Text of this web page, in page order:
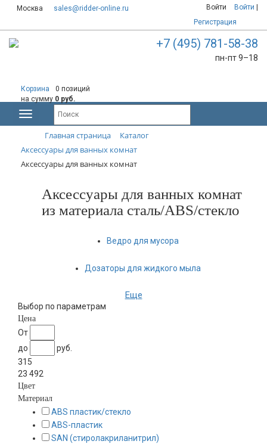
Москва sales@ridder-online.ru Войти Войти
Регистрация
+7 (495) 781-58-38
пн-пт 9–18
Корзина
0 позиций
на сумму 0 руб.
Главная страница
Каталог
Аксессуары для ванных комнат
Аксессуары для ванных комнат
Аксессуары для ванных комнат
из материала сталь/ABS/стекло
Ведро для мусора
Дозаторы для жидкого мыла
Ёмкость для ватных дисков
Напольные стойки
Еще
Выбор по параметрам
Цена
От
до
руб.
315
23 492
Цвет
Материал
ABS пластик/стекло
ABS-пластик
SAN (стиролакриланитрил)